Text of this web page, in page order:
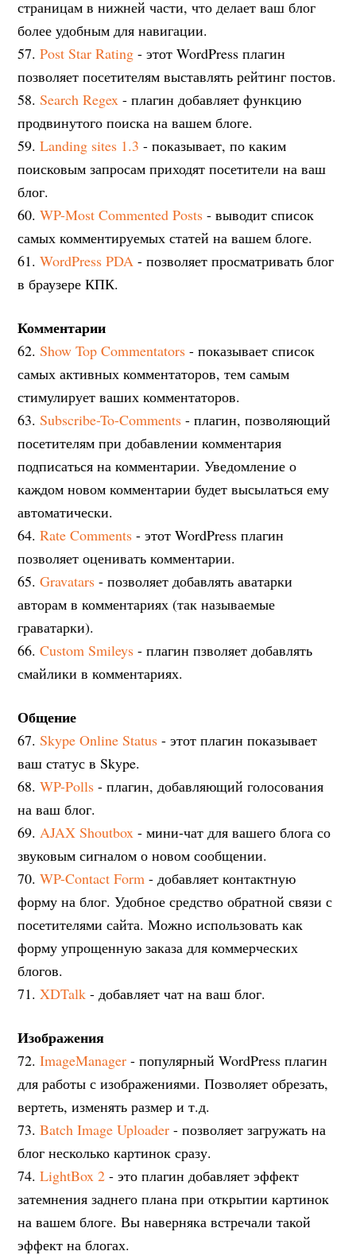
страницам в нижней части, что делает ваш блог
более удобным для навигации.
57.Post Star Rating - этот WordPress плагин
позволяет посетителям выставлять рейтинг постов.
58.Search Regex - плагин добавляет функцию
продвинутого поиска на вашем блоге.
59.Landing sites 1.3 - показывает, по каким
поисковым запросам приходят посетители на ваш
блог.
60.WP-Most Commented Posts - выводит список
самых комментируемых статей на вашем блоге.
61.WordPress PDA - позволяет просматривать блог
в браузере КПК.
Комментарии
62.Show Top Commentators - показывает список
самых активных комментаторов, тем самым
стимулирует ваших комментаторов.
63.Subscribe-To-Comments - плагин, позволяющий
посетителям при добавлении комментария
подписаться на комментарии. Уведомление о
каждом новом комментарии будет высылаться ему
автоматически.
64.Rate Comments - этот WordPress плагин
позволяет оценивать комментарии.
65.Gravatars - позволяет добавлять аватарки
авторам в комментариях (так называемые
граватарки).
66.Custom Smileys - плагин пзволяет добавлять
смайлики в комментариях.
Общение
67.Skype Online Status - этот плагин показывает
ваш статус в Skype.
68.WP-Polls - плагин, добавляющий голосования
на ваш блог.
69.AJAX Shoutbox - мини-чат для вашего блога со
звуковым сигналом о новом сообщении.
70.WP-Contact Form - добавляет контактную
форму на блог. Удобное средство обратной связи с
посетителями сайта. Можно использовать как
форму упрощенную заказа для коммерческих
блогов.
71.XDTalk - добавляет чат на ваш блог.
Изображения
72.ImageManager - популярный WordPress плагин
для работы с изображениями. Позволяет обрезать,
вертеть, изменять размер и т.д.
73.Batch Image Uploader - позволяет загружать на
блог несколько картинок сразу.
74.LightBox 2 - это плагин добавляет эффект
затемнения заднего плана при открытии картинок
на вашем блоге. Вы наверняка встречали такой
эффект на блогах.